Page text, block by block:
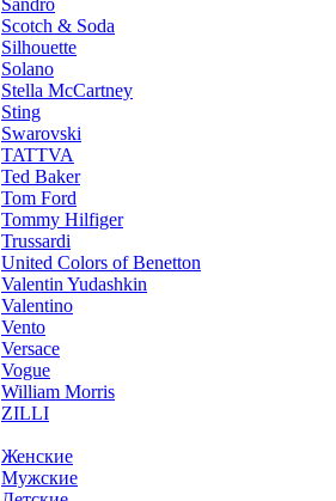
Sandro
Scotch & Soda
Silhouette
Solano
Stella McCartney
Sting
Swarovski
TATTVA
Ted Baker
Tom Ford
Tommy Hilfiger
Trussardi
United Colors of Benetton
Valentin Yudashkin
Valentino
Vento
Versace
Vogue
William Morris
ZILLI
Женские
Мужские